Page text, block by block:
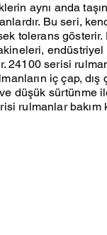
aynı anda
Bu seri,
tolerans
24100 serisi
iç çap,
düşük sürtünme
rulmanlar bakım